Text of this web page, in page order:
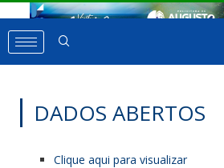
DADOS ABERTOS
Clique aqui para visualizar